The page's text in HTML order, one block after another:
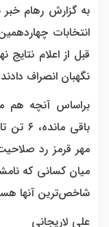
قبل از اعلام
نگهبان انصراف
مهر قرمز رد
شاخص‌ترین آنها
علی لاریجانی